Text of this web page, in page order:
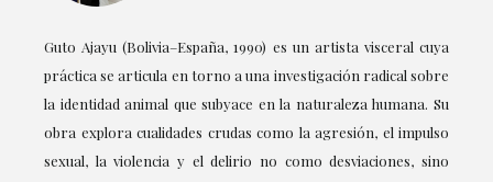
Guto Ajayu (Bolivia–España, 1990) es un artista visceral cuya
práctica se articula en torno a una investigación radical sobre
la identidad animal que subyace en la naturaleza humana. Su
obra explora cualidades crudas como la agresión, el impulso
sexual, la violencia y el delirio no como desviaciones, sino